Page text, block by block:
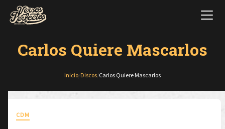
Carlos Quiere Mascarlos
Inicio Discos Carlos Quiere Mascarlos
CDM